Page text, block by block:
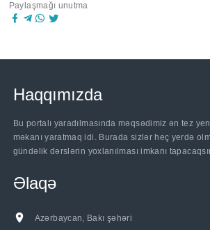
Paylaşmağı unutma
Haqqımızda
Bu portalı yaradılmasında məqsədimiz ən tez
məkanı yaratmaq idi. Burada sizlər heç yerdə
gündəlik dərslərin yoxlanılması imkanı
Əlaqə
Azərbaycan, Bakı şəhəri